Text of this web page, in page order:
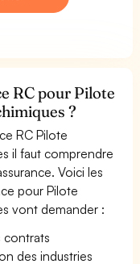
RC pour Pilote
?
RC Pilote
il faut comprendre
Voici les
pour Pilote
vont demander :
contrats
des industries